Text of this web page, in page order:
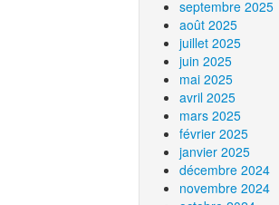
septembre 2025
août 2025
juillet 2025
juin 2025
mai 2025
avril 2025
mars 2025
février 2025
janvier 2025
décembre 2024
novembre 2024